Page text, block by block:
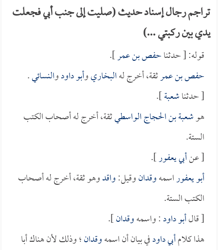
تراجم رجال إسناد حديث (صليت إلى جنب أبي فجعلت
يدي بين ركبتي ...)
قوله: [ حدثناحفص بن عمر].
حفص بن عمرثقة، أخرج لهالبخاريوأبو داودوالنسائي.
[ حدثناشعبة].
هوشعبة بن الحجاج الواسطيثقة، أخرج له أصحاب الكتب
الستة.
[ عنأبي يعفور].
أبو يعفوراسمهوقدانوقيل:واقدوهو ثقة، أخرج له أصحاب
الكتب الستة.
[ قالأبو داود: واسمهوقدان].
هذا كلامأبي داودفي بيان أن اسمهوقدان؛ وذلك لأن هناك أبا